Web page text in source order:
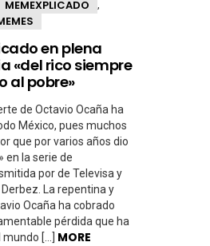
#Memexplicado
en
tragedia:
La
historia
«del
rico
siempre
humillando
al
pobre»
MEMEXPLICADO ,
en plena
«del rico siempre
al pobre»
de Octavio Ocaña ha
México, pues muchos
que por varios años dio
en la serie de
por de Televisa y
La repentina y
Ocaña ha cobrado
pérdida que ha
[…] MORE